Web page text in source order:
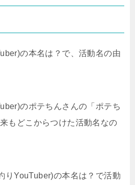
の本名は？で、活動名の由
のポテちんさんの「ポテち
もどこからつけた活動名なの
りYouTuber)の本名は？で活動